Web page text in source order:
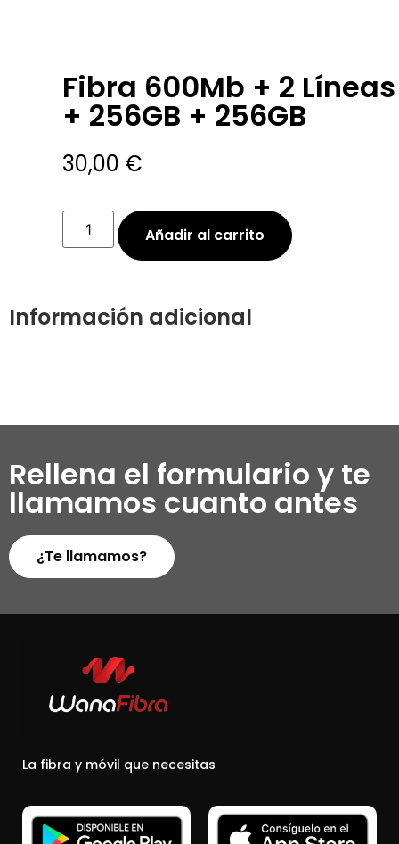
Fibra 600Mb + 2 Líneas
+ 256GB + 256GB
30,00 €
Añadir al carrito
Información adicional
Rellena el formulario y te
llamamos cuanto antes
¿Te llamamos?
La fibra y móvil que necesitas